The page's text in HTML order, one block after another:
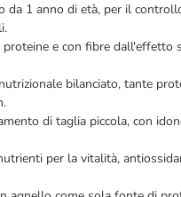
da 1 anno di età, per il
e con fibre dall'effetto
bilanciato, tante
di taglia piccola, con
per la vitalità,